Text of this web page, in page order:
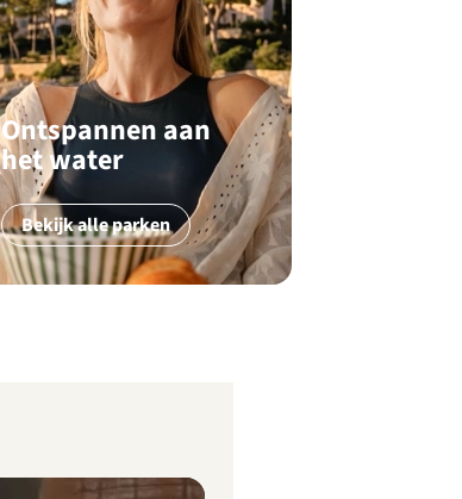
Ontspannen aan
het water
Bekijk alle parken